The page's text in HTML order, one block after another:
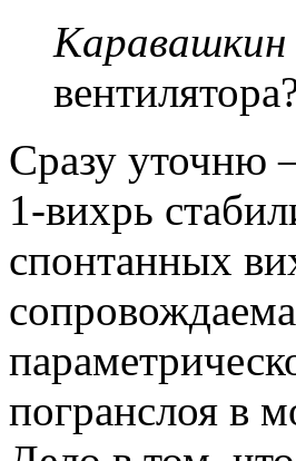
Каравашкин
Сразу уточню
1-вихрь
спонтанных
погранслоя в